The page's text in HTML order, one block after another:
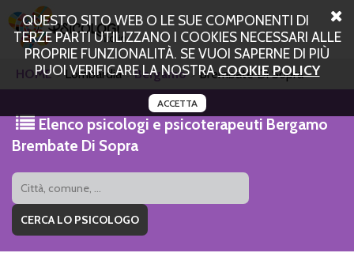
QUESTO SITO WEB O LE SUE COMPONENTI DI
TERZE PARTI UTILIZZANO I COOKIES NECESSARI ALLE
PROPRIE FUNZIONALITÀ. SE VUOI SAPERNE DI PIÙ
PUOI VERIFICARE LA NOSTRACOOKIE POLICY
ACCETTA
HOME Lombardia Bergamo Brembate Di Sopra
Elenco psicologi e psicoterapeuti Bergamo
Brembate Di Sopra